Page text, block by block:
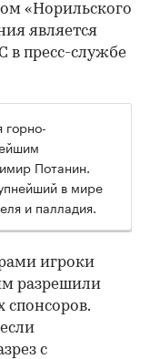
«Норильского
является
в пресс-службе
горно-
Потанин.
в мире
и палладия.
игроки
разрешили
спонсоров.
с